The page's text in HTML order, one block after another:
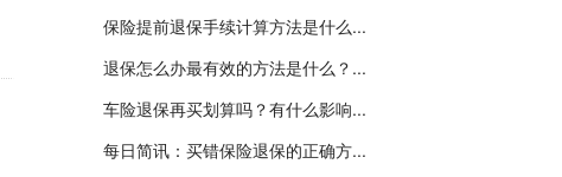
保险提前退保手续计算方法是什么...
退保怎么办最有效的方法是什么？...
车险退保再买划算吗？有什么影响...
每日简讯：买错保险退保的正确方...